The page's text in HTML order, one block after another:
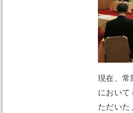
現在、常
において
ただいた